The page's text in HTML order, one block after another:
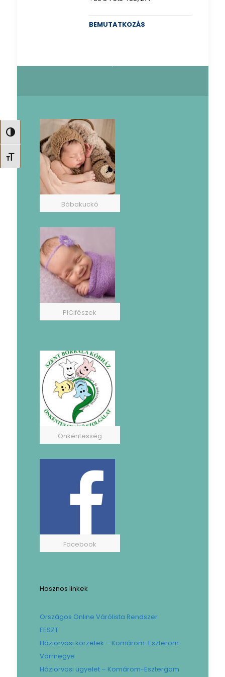
Nagy kontraszt váltása
Betűméret váltása
BEMUTATKOZÁS
Bábakuckó
PICifészek
Önkéntesség
Facebook
Hasznos linkek
Országos Online Várólista Rendszer
EESZT
Háziorvosi körzetek – Komárom-Eszterom
Vármegye
Háziorvosi ügyelet – Komárom-Esztergom